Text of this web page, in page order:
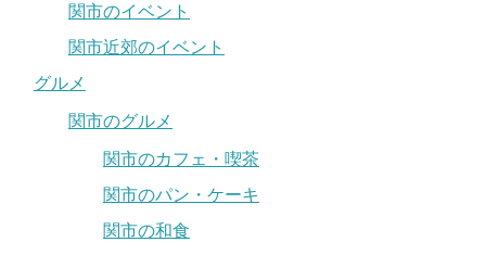
関市のイベント
関市近郊のイベント
グルメ
関市のグルメ
関市のカフェ・喫茶
関市のパン・ケーキ
関市の和食